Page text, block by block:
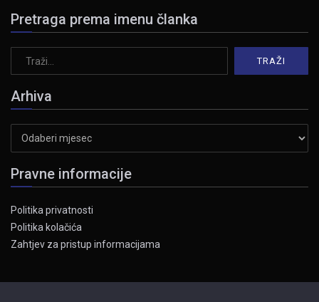
Pretraga prema imenu članka
Arhiva
Pravne informacije
Politika privatnosti
Politika kolačića
Zahtjev za pristup informacijama